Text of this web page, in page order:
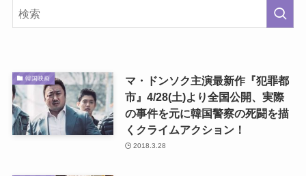
韓国映画
マ・ドンソク主演最新作『犯罪都
市』4/28(土)より全国公開、実際
の事件を元に韓国警察の死闘を描
くクライムアクション！
2018.3.28